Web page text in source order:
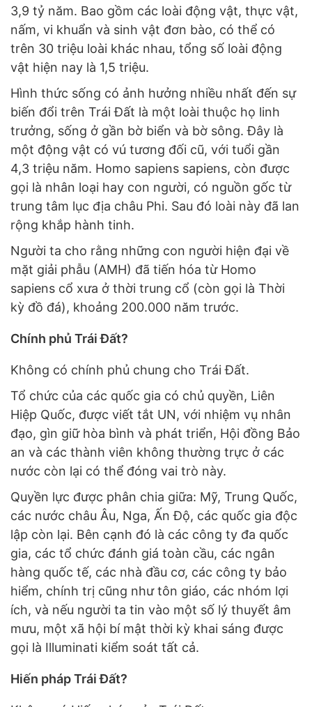
3,9 tỷ năm. Bao gồm các loài động vật, thực vật,
nấm, vi khuẩn và sinh vật đơn bào, có thể có
trên 30 triệu loài khác nhau, tổng số loài động
vật hiện nay là 1,5 triệu.
Hình thức sống có ảnh hưởng nhiều nhất đến sự
biến đổi trên Trái Đất là một loài thuộc họ linh
trưởng, sống ở gần bờ biển và bờ sông. Đây là
một động vật có vú tương đối cũ, với tuổi gần
4,3 triệu năm. Homo sapiens sapiens, còn được
gọi là nhân loại hay con người, có nguồn gốc từ
trung tâm lục địa châu Phi. Sau đó loài này đã lan
rộng khắp hành tinh.
Người ta cho rằng những con người hiện đại về
mặt giải phẫu (AMH) đã tiến hóa từ Homo
sapiens cổ xưa ở thời trung cổ (còn gọi là Thời
kỳ đồ đá), khoảng 200.000 năm trước.
Chính phủ Trái Đất?
Không có chính phủ chung cho Trái Đất.
Tổ chức của các quốc gia có chủ quyền, Liên
Hiệp Quốc, được viết tắt UN, với nhiệm vụ nhân
đạo, gìn giữ hòa bình và phát triển, Hội đồng Bảo
an và các thành viên không thường trực ở các
nước còn lại có thể đóng vai trò này.
Quyền lực được phân chia giữa: Mỹ, Trung Quốc,
các nước châu Âu, Nga, Ấn Độ, các quốc gia độc
lập còn lại. Bên cạnh đó là các công ty đa quốc
gia, các tổ chức đánh giá toàn cầu, các ngân
hàng quốc tế, các nhà đầu cơ, các công ty bảo
hiểm, chính trị cũng như tôn giáo, các nhóm lợi
ích, và nếu người ta tin vào một số lý thuyết âm
mưu, một xã hội bí mật thời kỳ khai sáng được
gọi là Illuminati kiểm soát tất cả.
Hiến pháp Trái Đất?